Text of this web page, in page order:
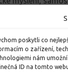
poskytli co
o zařízení,
nám
ID na tomto
žákům lépe
To jsou
náročné soutěži